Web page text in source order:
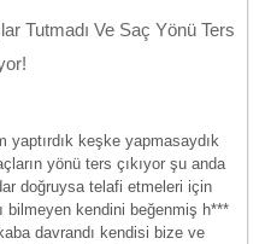
Tutmadı Ve Saç Yönü Ters
yaptırdık keşke yapmasaydık
yönü ters çıkıyor şu anda
doğruysa telafi etmeleri için
bilmeyen kendini beğenmiş h***
davrandı kendisi bize ve